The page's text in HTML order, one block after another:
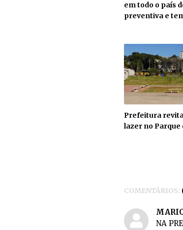
em todo o país
preventiva e
Prefeitura
lazer no Parque
COMENTÁRIOS:
NA